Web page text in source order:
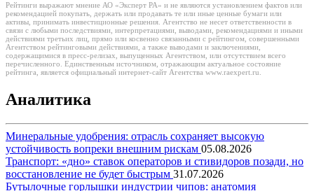
Рейтинги выражают мнение АО «Эксперт РА» и не являются установлением фактов или
рекомендацией покупать, держать или продавать те или иные ценные бумаги или
активы, принимать инвестиционные решения. Агентство не несет ответственности в
связи с любыми последствиями, интерпретациями, выводами, рекомендациями и иными
действиями третьих лиц, прямо или косвенно связанными с рейтингом, совершенными
Агентством рейтинговыми действиями, а также выводами и заключениями,
содержащимися в пресс-релизах, выпущенных Агентством, или отсутствием всего
перечисленного. Единственным источником, отражающим актуальное состояние
рейтинга, является официальный интернет-сайт Агентства www.raexpert.ru.
Аналитика
Минеральные удобрения: отрасль сохраняет высокую
устойчивость вопреки внешним рискам 05.08.2026
Транспорт: «дно» ставок операторов и стивидоров позади, но
восстановление не будет быстрым 31.07.2026
Бутылочные горлышки индустрии чипов: анатомия